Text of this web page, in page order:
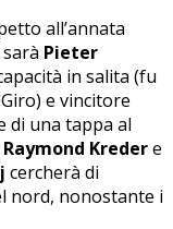
all’annata
Pieter
in salita (fu
e vincitore
di una tappa al
Raymond Kredere
cercherà di
nord, nonostante i